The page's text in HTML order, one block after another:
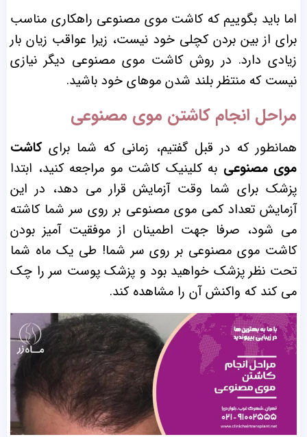
اما باید بگوییم که کاشت موی مصنوعی راهکاری مناسب
برای از بین بردن کچلی خود نیست، زیرا عواقب زیان بار
زیادی دارد. در روش کاشت موی مصنوعی دیگر نیازی
نیست که منتظر بلند شدن موهای خود باشید.
مراحل انجام کاشتن موی مصنوعی
همانطور که در قبل گفتیم، زمانی که شما برایکاشت
موی مصنوعی به کلینیک کاشت مو مراجعه کنید، ابتدا
پزشک برای شما وقت آزمایش قرار می دهد، در این
آزمایش تعداد کمی موی مصنوعی بر روی سر شما کاشته
می شود، صرفا جهت اطمینان از موفقیت آمیز بودن
کاشت موی مصنوعی بر روی سر شما! طی یک ماه شما
تحت نظر پزشک خواهید بود و پزشک پوست سر را چک
می کند که واکنش آن را مشاهده کند.